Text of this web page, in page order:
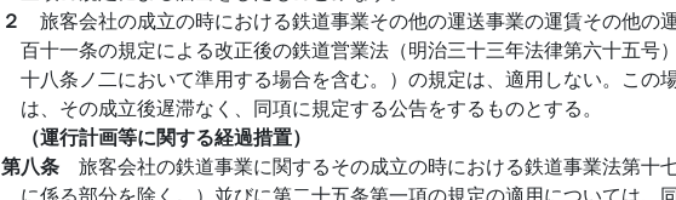
２ 旅客会社の成立の時における鉄道事業その他の運送事業の運賃その他の
百十一条の規定による改正後の鉄道営業法（明治三十三年法律第六十五号
十八条ノ二において準用する場合を含む。）の規定は、適用しない。この
は、その成立後遅滞なく、同項に規定する公告をするものとする。
（運行計画等に関する経過措置）
第八条 旅客会社の鉄道事業に関するその成立の時における鉄道事業法第十